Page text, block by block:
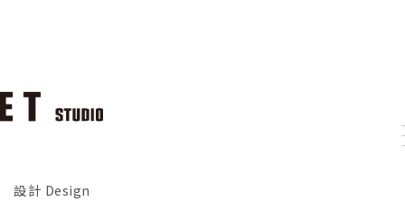
設計 Design